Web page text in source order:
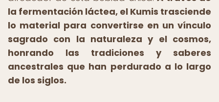
la fermentación láctea, el Kumis trasciende
lo material para convertirse en un vínculo
sagrado con la naturaleza y el cosmos,
honrando las tradiciones y saberes
ancestrales que han perdurado a lo largo
de los siglos.